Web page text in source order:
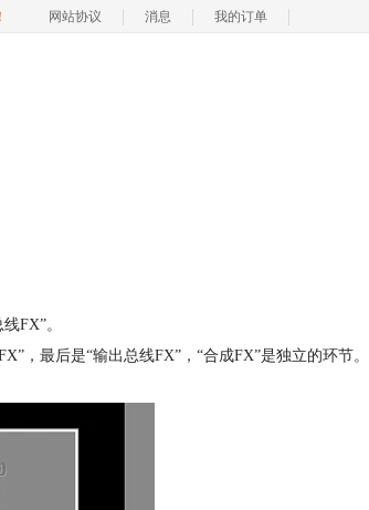
网站协议 消息 我的订单
FX”。
，最后是“输出总线FX”，“合成FX”是独立的环节。